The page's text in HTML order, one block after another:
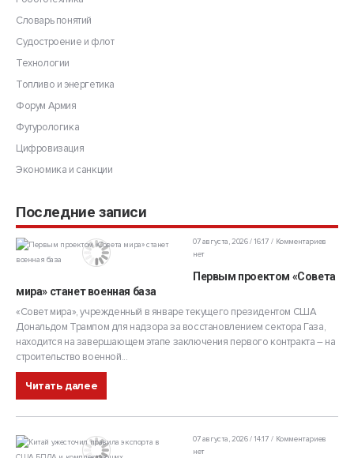
Словарь понятий
Судостроение и флот
Технологии
Топливо и энергетика
Форум Армия
Футурологика
Цифровизация
Экономика и санкции
Последние записи
07 августа, 2026 / 16:17
Комментариев
нет
Первым проектом «Совета
мира» станет военная база
«Совет мира», учрежденный в январе текущего президентом США
Дональдом Трампом для надзора за восстановлением сектора Газа,
находится на завершающем этапе заключения первого контракта – на
строительство военной...
Читать далее
07 августа, 2026 / 14:17
Комментариев
нет